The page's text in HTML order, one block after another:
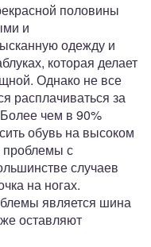
половины
и
одежду и
которая делает
Однако не все
расплачиваться за
чем в 90%
обувь на высоком
проблемы с
случаев
на ногах.
является шина
оставляют